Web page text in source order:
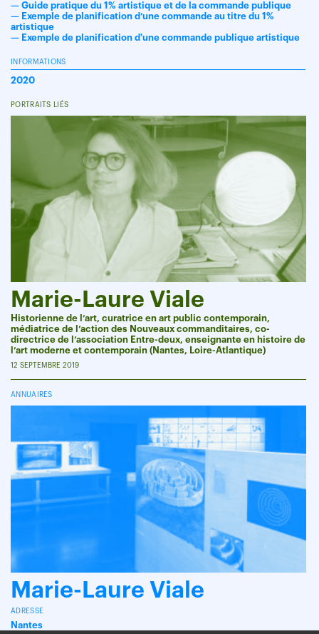
— Guide pratique du 1% artistique et de la commande publique
— Exemple de planification d’une commande au titre du 1%
artistique
— Exemple de planification d'une commande publique artistique
INFORMATIONS
2020
PORTRAITS LIÉS
Marie-Laure Viale
Historienne de l’art, curatrice en art public contemporain,
médiatrice de l’action des Nouveaux commanditaires, co-
directrice de l’association Entre-deux, enseignante en histoire de
l’art moderne et contemporain (Nantes, Loire-Atlantique)
12 SEPTEMBRE 2019
ANNUAIRES
Marie-Laure Viale
ADRESSE
Nantes